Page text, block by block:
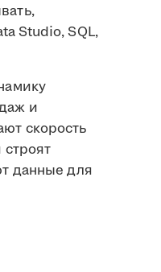
Studio, SQL,
и
скорость
данные для